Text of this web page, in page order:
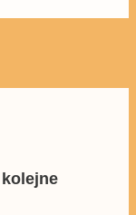
240 stron
89,99 zł .